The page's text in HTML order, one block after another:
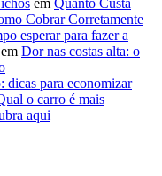
Cobrar Corretamente
esperar para fazer a
em Dor nas costas alta: o
dicas para economizar
o carro é mais
aqui